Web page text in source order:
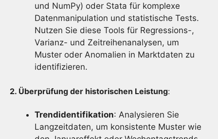
und NumPy) oder Stata für komplexe
Datenmanipulation und statistische Tests.
Nutzen Sie diese Tools für Regressions-,
Varianz- und Zeitreihenanalysen, um
Muster oder Anomalien in Marktdaten zu
identifizieren.
2. Überprüfung der historischen Leistung:
Trendidentifikation: Analysieren Sie
Langzeitdaten, um konsistente Muster wie